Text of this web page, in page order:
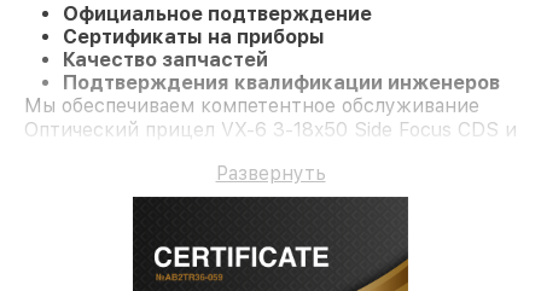
Официальное подтверждение
Сертификаты на приборы
Качество запчастей
Подтверждения квалификации инженеров
Мы обеспечиваем компетентное обслуживание
Оптический прицел VX-6 3-18x50 Side Focus CDS и
Развернуть